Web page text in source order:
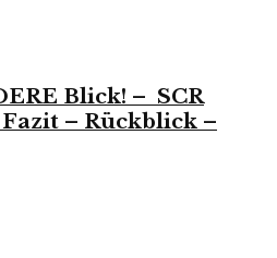
Blick! – SCR
– Rückblick –